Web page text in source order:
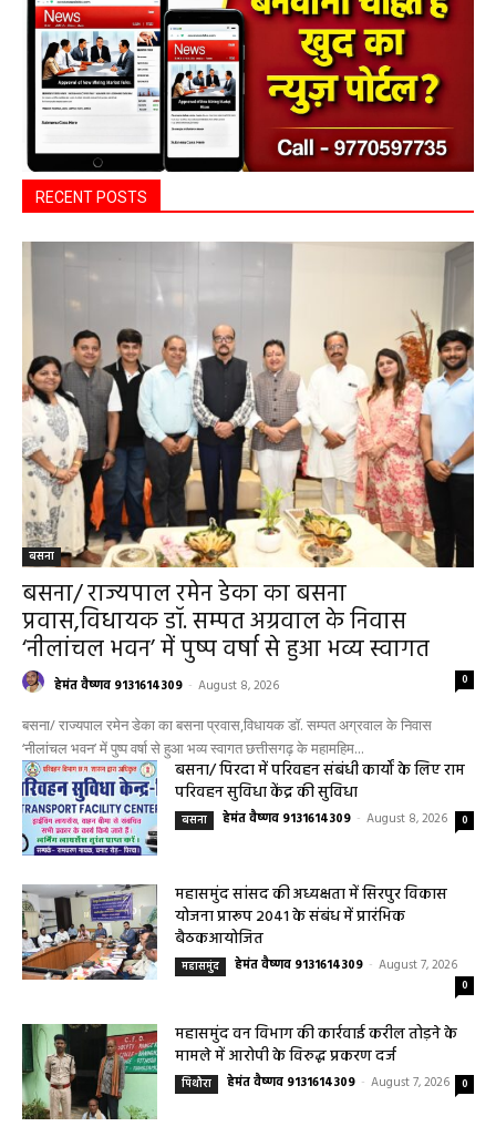
RECENT POSTS
बसना
बसना/ राज्यपाल रमेन डेका का बसना
प्रवास,विधायक डॉ. सम्पत अग्रवाल के निवास
‘नीलांचल भवन’ में पुष्प वर्षा से हुआ भव्य स्वागत
हेमंत वैष्णव 9131614309 - August 8, 2026 0
बसना/ राज्यपाल रमेन डेका का बसना प्रवास,विधायक डॉ. सम्पत अग्रवाल के निवास
‘नीलांचल भवन’ में पुष्प वर्षा से हुआ भव्य स्वागत छत्तीसगढ़ के महामहिम...
बसना/ पिरदा में परिवहन संबंधी कार्यों के लिए राम
परिवहन सुविधा केंद्र की सुविधा
बसना हेमंत वैष्णव 9131614309 - August 8, 2026 0
महासमुंद सांसद की अध्यक्षता में सिरपुर विकास
योजना प्रारूप 2041 के संबंध में प्रारंभिक
बैठकआयोजित
महासमुंद हेमंत वैष्णव 9131614309 - August 7, 2026
0
महासमुंद वन विभाग की कार्रवाई करील तोड़ने के
मामले में आरोपी के विरुद्ध प्रकरण दर्ज
पिथौरा हेमंत वैष्णव 9131614309 - August 7, 2026 0